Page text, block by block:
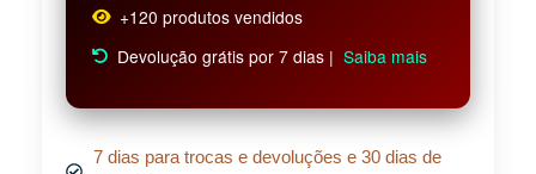
+120 produtos vendidos
Devolução grátis por 7 dias | Saiba mais
7 dias para trocas e devoluções e 30 dias de